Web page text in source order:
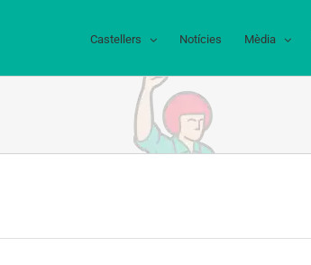
Castellers Notícies Mèdia